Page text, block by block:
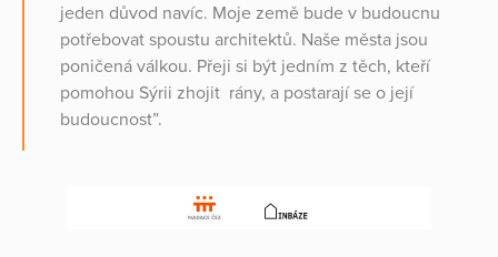
jeden důvod navíc. Moje země bude v budoucnu
potřebovat spoustu architektů. Naše města jsou
poničená válkou. Přeji si být jedním z těch, kteří
pomohou Sýrii zhojit rány, a postarají se o její
budoucnost”.